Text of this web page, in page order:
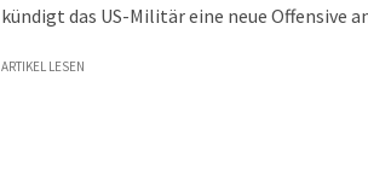
kündigt das US-Militär eine neue Offensive
ARTIKEL LESEN